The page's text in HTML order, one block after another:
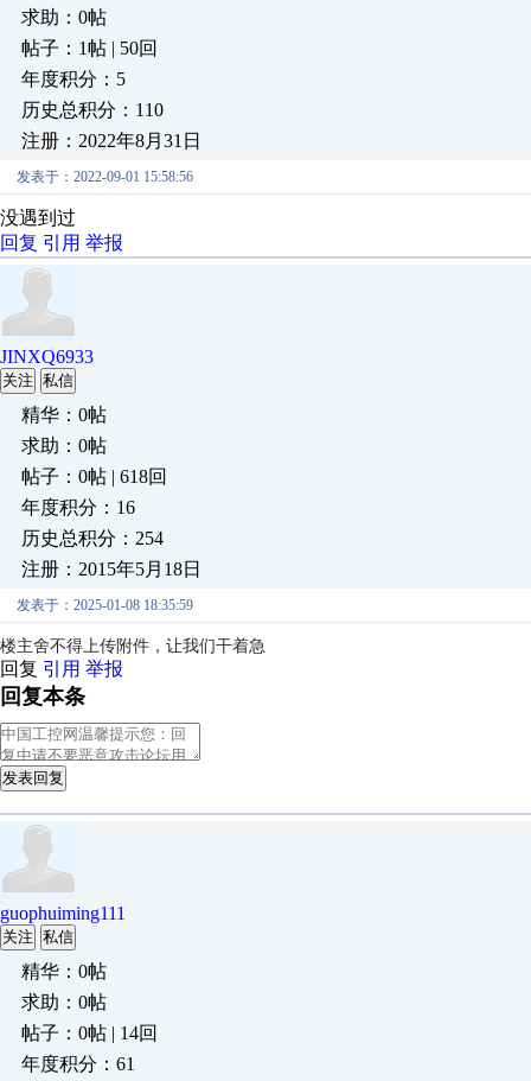
求助：0帖
帖子：1帖 | 50回
年度积分：5
历史总积分：110
注册：2022年8月31日
发表于：2022-09-01 15:58:56
没遇到过
回复 引用 举报
JINXQ6933
关注 私信
精华：0帖
求助：0帖
帖子：0帖 | 618回
年度积分：16
历史总积分：254
注册：2015年5月18日
发表于：2025-01-08 18:35:59
楼主舍不得上传附件，让我们干着急
回复 引用 举报
回复本条
发表回复
guophuiming111
关注 私信
精华：0帖
求助：0帖
帖子：0帖 | 14回
年度积分：61